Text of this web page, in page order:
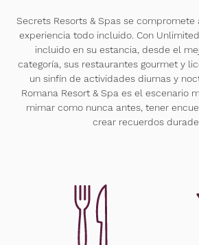
Secrets Resorts & Spas se
experiencia todo incluido. Con
incluido en su estancia, desde el
categoría, sus restaurantes gourmet y
un sinfín de actividades diurnas y
Romana Resort & Spa es el escenario
mimar como nunca antes, tener
crear recuerdos